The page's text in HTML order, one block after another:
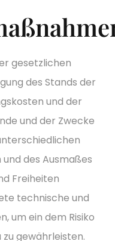
gesetzlichen
des Stands der
und der
und der Zwecke
des Ausmaßes
Freiheiten
technische und
um ein dem Risiko
gewährleisten.